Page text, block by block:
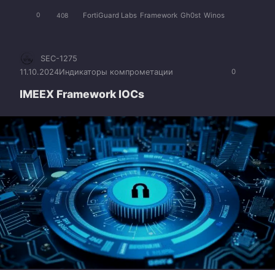
0 408 FortiGuard Labs Framework Gh0st Winos
0
SEC-1275
11.10.2024Индикаторы компрометации
IMEEX Framework IOCs